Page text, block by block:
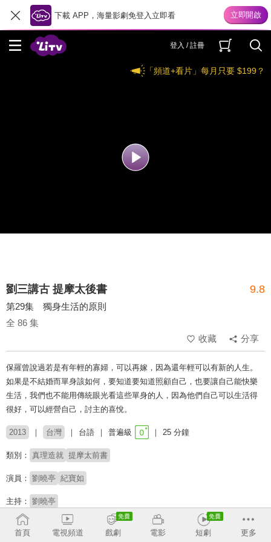
下載 APP，海量影劇免登入立即看
登入 / 註冊
「頻道+看片」每月只要 $199？
劉三講古 提摩太後書 9.8
第29集 獨身生活的原則
全 86 集
收藏
分享
保羅曾說過若是有年輕的寡婦，可以再嫁，因為還年輕可以有新的人生。
如果是不結婚而單身該如何，要知道要知道照顧自己，也要讓自己能快樂
生活，我們也不能用傳統眼光看這些單身的人，因為他們自己可以生活得
很好，可以經營自己，討主的喜悅。
2013 台灣 台語 普遍級 25 分鐘
類別： 真理造就 提摩太前書
演員： 劉曉亭 紀寶如
主持： 劉曉亭
首頁 電視頻道 戲劇 電影 短劇 更多